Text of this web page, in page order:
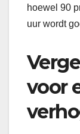
hoewel 90
uur wordt
voor